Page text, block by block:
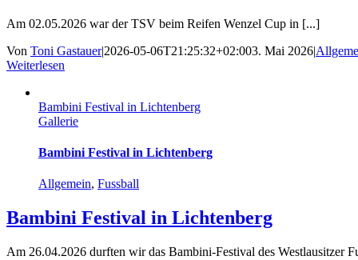
Am 02.05.2026 war der TSV beim Reifen Wenzel Cup in [...]
Von Toni Gastauer|2026-05-06T21:25:32+02:003. Mai 2026|
Weiterlesen
Bambini Festival in Lichtenberg
Gallerie
Bambini Festival in Lichtenberg
Allgemein, Fussball
Bambini Festival in Lichtenberg
Am 26.04.2026 durften wir das Bambini-Festival des Westlausitzer